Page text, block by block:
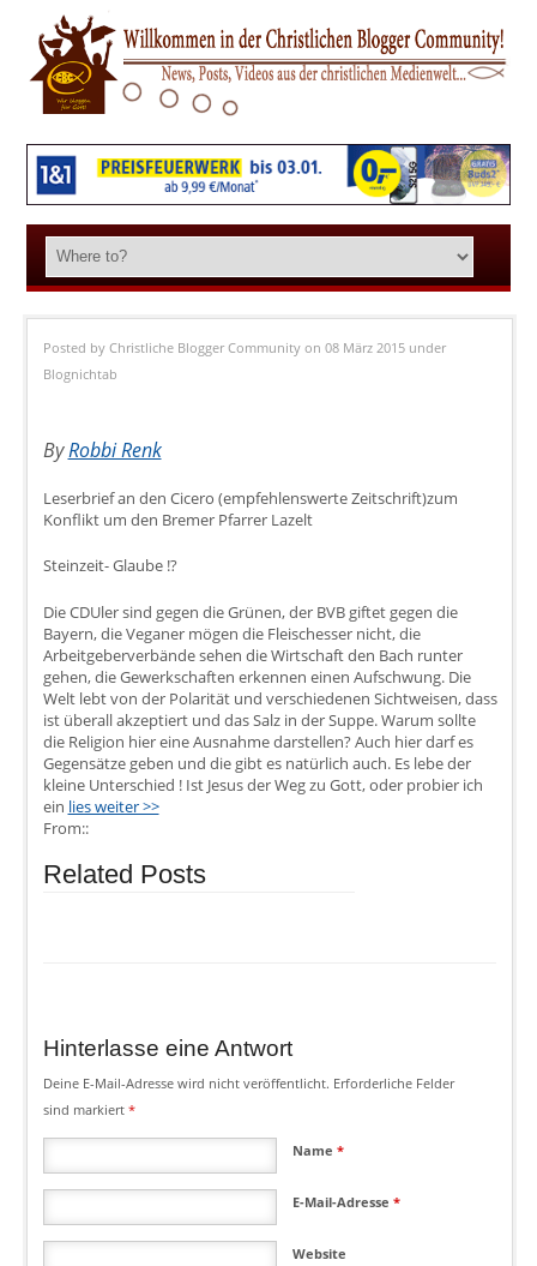
Posted by Christliche Blogger Community on 08 März 2015 under
Blognichtab
ByRobbi Renk
Leserbrief an den Cicero (empfehlenswerte Zeitschrift)zum
Konflikt um den Bremer Pfarrer Lazelt
Steinzeit- Glaube !?
Die CDUler sind gegen die Grünen, der BVB giftet gegen die
Bayern, die Veganer mögen die Fleischesser nicht, die
Arbeitgeberverbände sehen die Wirtschaft den Bach runter
gehen, die Gewerkschaften erkennen einen Aufschwung. Die
Welt lebt von der Polarität und verschiedenen Sichtweisen, dass
ist überall akzeptiert und das Salz in der Suppe. Warum sollte
die Religion hier eine Ausnahme darstellen? Auch hier darf es
Gegensätze geben und die gibt es natürlich auch. Es lebe der
kleine Unterschied ! Ist Jesus der Weg zu Gott, oder probier ich
ein lies weiter >>
From::
Related Posts
Hinterlasse eine Antwort
Deine E-Mail-Adresse wird nicht veröffentlicht. Erforderliche Felder
sind markiert *
Name*
E-Mail-Adresse*
Website